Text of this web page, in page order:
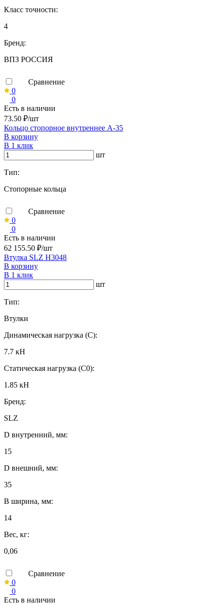
Класс точности:
4
Бренд:
ВПЗ РОССИЯ
Сравнение
0
0
Есть в наличии
73.50 ₽/шт
Кольцо стопорное внутреннее А-35
В корзину
В 1 клик
шт
Тип:
Стопорные кольца
Сравнение
0
0
Есть в наличии
62 155.50 ₽/шт
Втулка SLZ H3048
В корзину
В 1 клик
шт
Тип:
Втулки
Динамическая нагрузка (C):
7.7 кН
Статическая нагрузка (C0):
1.85 кН
Бренд:
SLZ
D внутренний, мм:
15
D внешний, мм:
35
B ширина, мм:
14
Вес, кг:
0,06
Сравнение
0
0
Есть в наличии